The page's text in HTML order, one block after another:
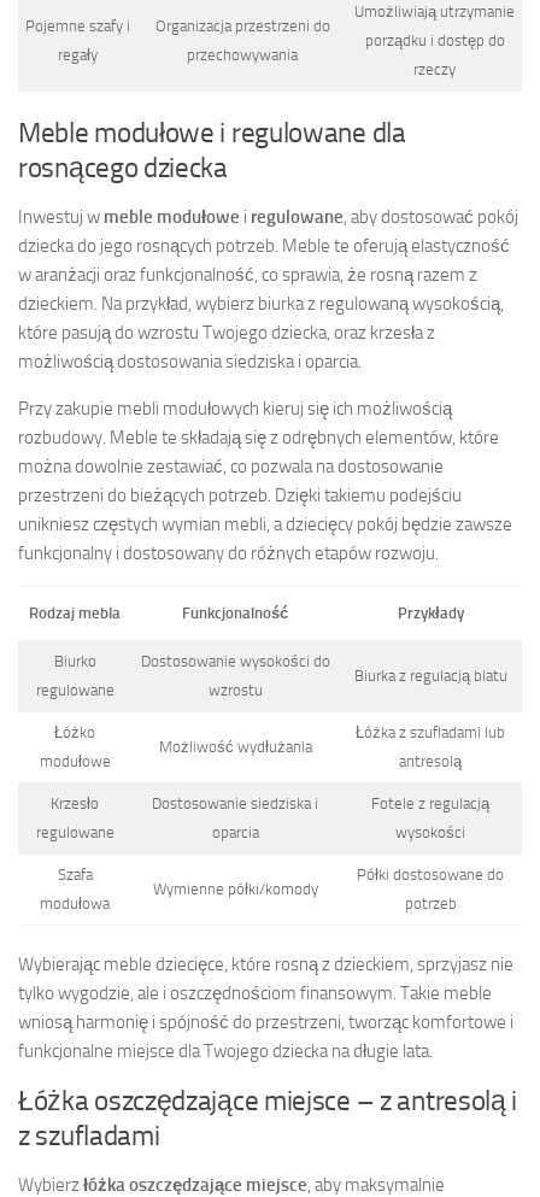
Pojemne szafy i
regały
Organizacja przestrzeni do
przechowywania
Umożliwiają utrzymanie
porządku i dostęp do
rzeczy
Meble modułowe i regulowane dla
rosnącego dziecka
Inwestuj w meble modułowe i regulowane, aby dostosować pokój
dziecka do jego rosnących potrzeb. Meble te oferują elastyczność
w aranżacji oraz funkcjonalność, co sprawia, że rosną razem z
dzieckiem. Na przykład, wybierz biurka z regulowaną wysokością,
które pasują do wzrostu Twojego dziecka, oraz krzesła z
możliwością dostosowania siedziska i oparcia.
Przy zakupie mebli modułowych kieruj się ich możliwością
rozbudowy. Meble te składają się z odrębnych elementów, które
można dowolnie zestawiać, co pozwala na dostosowanie
przestrzeni do bieżących potrzeb. Dzięki takiemu podejściu
unikniesz częstych wymian mebli, a dziecięcy pokój będzie zawsze
funkcjonalny i dostosowany do różnych etapów rozwoju.
Rodzaj mebla Funkcjonalność Przykłady
Biurko
regulowane
Dostosowanie wysokości do
wzrostu
Biurka z regulacją blatu
Łóżko
modułowe
Możliwość wydłużania
Łóżka z szufladami lub
antresolą
Krzesło
regulowane
Dostosowanie siedziska i
oparcia
Fotele z regulacją
wysokości
Szafa
modułowa
Wymienne półki/komody
Półki dostosowane do
potrzeb
Wybierając meble dziecięce, które rosną z dzieckiem, sprzyjasz nie
tylko wygodzie, ale i oszczędnościom finansowym. Takie meble
wniosą harmonię i spójność do przestrzeni, tworząc komfortowe i
funkcjonalne miejsce dla Twojego dziecka na długie lata.
Łóżka oszczędzające miejsce – z antresolą i
z szufladami
Wybierzłóżka oszczędzające miejsce , aby maksymalnie